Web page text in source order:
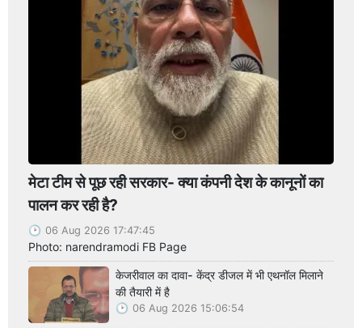
मेटा टीम से पूछ रही सरकार- क्या कंपनी देश के कानूनों का
पालन कर रही है?
06 Aug 2026 17:47:45
Photo: narendramodi FB Page
केजरीवाल का दावा- केंद्र डीजल में भी एथनॉल मिलाने
की तैयारी में है
06 Aug 2026 15:06:54